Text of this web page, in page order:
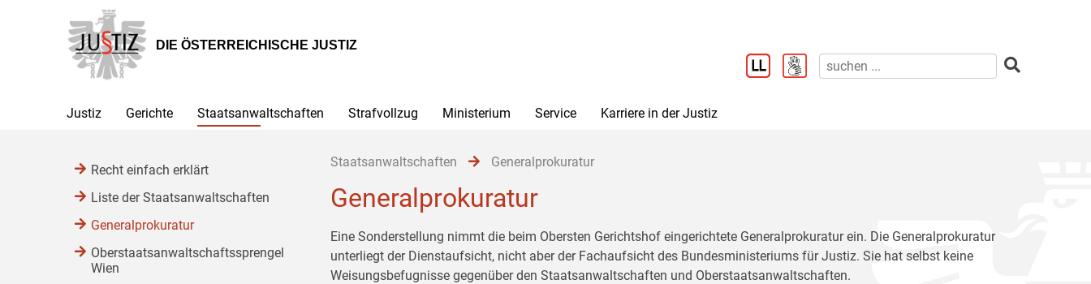
Hauptnavigation
[1]
Inhalt
[2]
Untermenü
[3]
DIE ÖSTERREICHISCHE JUSTIZ
Justiz Gerichte Staatsanwaltschaften Strafvollzug Ministerium Service Karriere in der Justiz
Staatsanwaltschaften Generalprokuratur
Generalprokuratur
Eine Sonderstellung nimmt die beim Obersten Gerichtshof eingerichtete Generalprokuratur ein. Die Generalprokuratur
unterliegt der Dienstaufsicht, nicht aber der Fachaufsicht des Bundesministeriums für Justiz. Sie hat selbst keine
Weisungsbefugnisse gegenüber den Staatsanwaltschaften und Oberstaatsanwaltschaften.
Recht einfach erklärt
Liste der Staatsanwaltschaften
Generalprokuratur
Oberstaatsanwaltschaftssprengel
Wien